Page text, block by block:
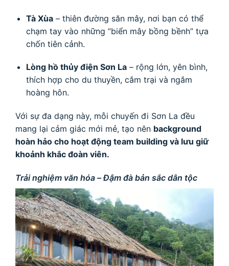
Tà Xùa– thiên đường săn mây, nơi bạn có thể
chạm tay vào những “biển mây bồng bềnh” tựa
chốn tiên cảnh.
Lòng hồ thủy điện Sơn La– rộng lớn, yên bình,
thích hợp cho du thuyền, cắm trại và ngắm
hoàng hôn.
Với sự đa dạng này, mỗi chuyến đi Sơn La đều
mang lại cảm giác mới mẻ, tạo nên background
hoàn hảo cho hoạt động team building và lưu giữ
khoảnh khắc đoàn viên.
Trải nghiệm văn hóa – Đậm đà bản sắc dân tộc